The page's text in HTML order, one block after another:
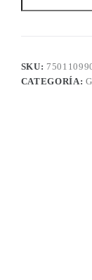
Quinfamida
mg
2
Tabletas
SKU:
CATEGORÍA: